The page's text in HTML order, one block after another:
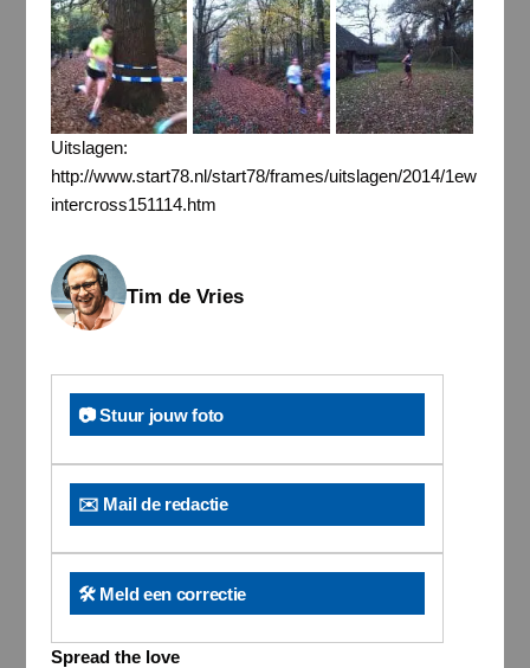
Uitslagen:
http://www.start78.nl/start78/frames/uitslagen/2014/1ew
intercross151114.htm
Tim de Vries
📷 Stuur jouw foto
✉️ Mail de redactie
🛠️ Meld een correctie
Spread the love